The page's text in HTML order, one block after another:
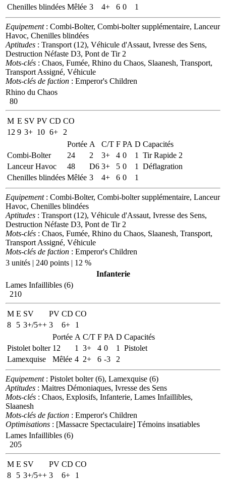
Chenilles blindées Mêlée 3 4+ 6 0 1
Equipement: Combi-Bolter, Combi-bolter supplémentaire, Lanceur
Havoc, Chenilles blindées
Aptitudes : Transport (12), Véhicule d'Assaut, Ivresse des Sens,
Destruction Néfaste D3, Pont de Tir 2
Mots-clés : Chaos, Fumée, Rhino du Chaos, Slaanesh, Transport,
Transport Assigné, Véhicule
Mots-clés de faction : Emperor's Children
Rhino du Chaos
80
M E SV PV CD CO
12 9 3+ 10 6+
2
Portée A C/T F PA D Capacités
Combi-Bolter
24 2 3+ 4 0 1
Tir Rapide 2
Lanceur Havoc
48 D6 3+ 5 0 1
Déflagration
Chenilles blindées Mêlée 3 4+ 6 0 1
Equipement: Combi-Bolter, Combi-bolter supplémentaire, Lanceur
Havoc, Chenilles blindées
Aptitudes : Transport (12), Véhicule d'Assaut, Ivresse des Sens,
Destruction Néfaste D3, Pont de Tir 2
Mots-clés : Chaos, Fumée, Rhino du Chaos, Slaanesh, Transport,
Transport Assigné, Véhicule
Mots-clés de faction : Emperor's Children
3 unités | 240 points | 12 %
Infanterie
Lames Infaillibles (6)
210
M E SV PV CD CO
8
5 3+/5++ 3 6+
1
Portée A C/T F PA D Capacités
Pistolet bolter 12 1 3+ 4 0 1
Pistolet
Lamexquise
Mêlée 4 2+ 6 -3 2
Equipement: Pistolet bolter (6), Lamexquise (6)
Aptitudes : Maitres Démoniaques, Ivresse des Sens
Mots-clés : Chaos, Explosifs, Infanterie, Lames Infaillibles,
Slaanesh
Mots-clés de faction : Emperor's Children
Optimisations : [Massacre Spectaculaire] Témoins insatiables
Lames Infaillibles (6)
205
M E SV PV CD CO
8
5 3+/5++ 3 6+
1